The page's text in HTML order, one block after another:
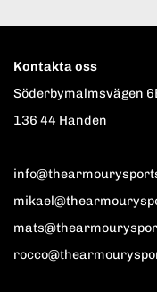
Kontakta oss
Söderbymalmsvägen
136 44 Handen